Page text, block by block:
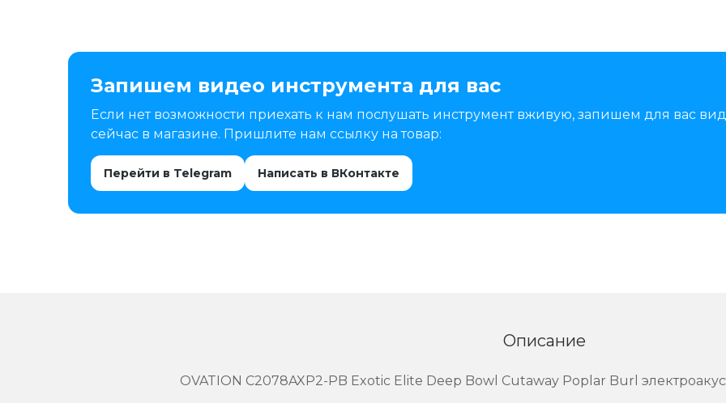
Запишем видео инструмента для вас
Если нет возможности приехать к нам послушать инструмент вживую, запишем для вас
сейчас в магазине. Пришлите нам ссылку на товар:
Перейти в Telegram Написать в ВКонтакте
Описание
OVATION C2078AXP2-PB Exotic Elite Deep Bowl Cutaway Poplar Burl